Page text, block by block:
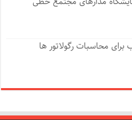
برای محاسبات رگولاتور ها